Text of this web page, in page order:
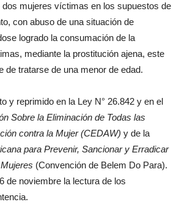
mujeres víctimas en los supuestos de
con abuso de una situación de
logrado la consumación de la
mediante la prostitución ajena, este
de tratarse de una menor de edad.
y reprimido en la Ley N° 26.842 y en el
Sobre la Eliminación de Todas las
contra la Mujer (CEDAW) y de la
para Prevenir, Sancionar y Erradicar
(Convención de Belem Do Para).
de noviembre la lectura de los